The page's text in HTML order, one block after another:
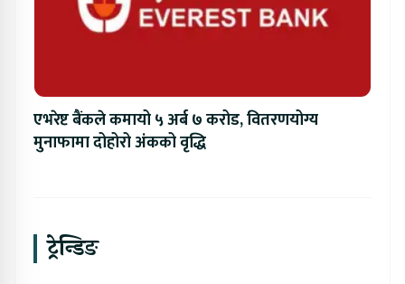
एभरेष्ट बैंकले कमायो ५ अर्ब ७ करोड, वितरणयोग्य
मुनाफामा दोहोरो अंकको वृद्धि
ट्रेन्डिङ